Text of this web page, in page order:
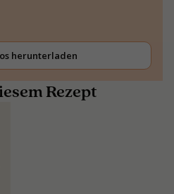
Rezept
herunterladen